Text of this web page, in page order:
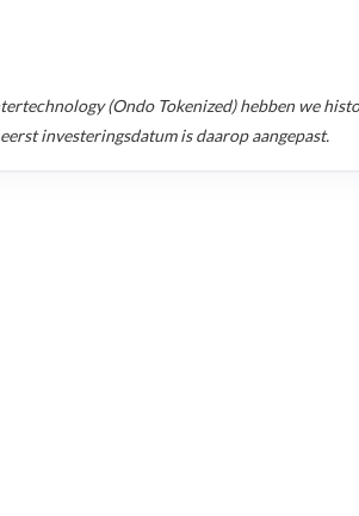
(Ondo Tokenized)hebben we
investeringsdatum is daarop aangepast.